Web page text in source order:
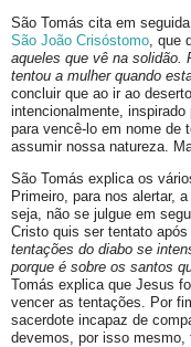
São Tomás cita em
São João Crisóstomo , que
aqueles que vê na solidão.
tentou a mulher quando
concluir que ao ir ao
intencionalmente,
para vencê-lo em nome de
assumir nossa natureza.
São Tomás explica os
Primeiro, para nos alertar,
seja, não se julgue em
Cristo quis ser tentato
tentações do diabo se
porque é sobre os santos
Tomás explica que Jesus
vencer as tentações. Por
sacerdote incapaz de
devemos, por isso mesmo,